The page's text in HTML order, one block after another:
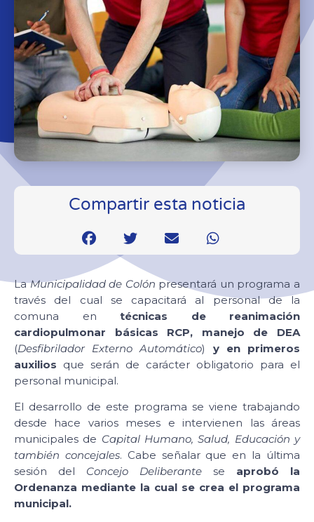
Compartir esta noticia
LaMunicipalidad de Colón presentará un programa a
través del cual se capacitará al personal de la
comuna en técnicas de reanimación
cardiopulmonar básicas RCP, manejo de DEA
(Desfibrilador Externo Automático) y en primeros
auxilios que serán de carácter obligatorio para el
personal municipal.
El desarrollo de este programa se viene trabajando
desde hace varios meses e intervienen las áreas
municipales de Capital Humano, Salud, Educación y
también concejales. Cabe señalar que en la última
sesión del Concejo Deliberante se aprobó la
Ordenanza mediante la cual se crea el programa
municipal.